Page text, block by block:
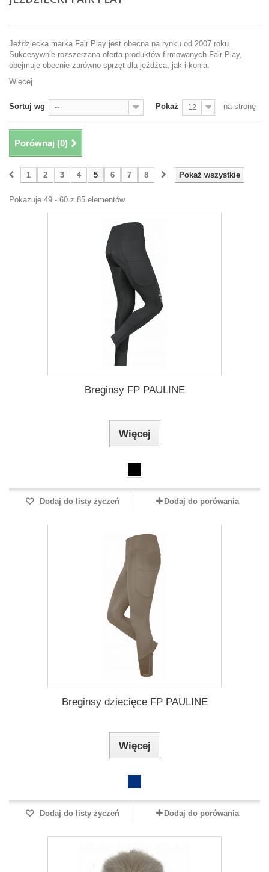
Jeździecka marka Fair Play jest obecna na rynku od 2007 roku.
Sukcesywnie rozszerzana oferta produktów firmowanych Fair Play,
obejmuje obecnie zarówno sprzęt dla jeźdźca, jak i konia.
Więcej
Sortuj wg -- Pokaż 12 na stronę
Porównaj (0)
Pokaż wszystkie
1 2 3 4 5 6 7 8
Pokazuje 49 - 60 z 85 elementów
Breginsy FP PAULINE
Więcej
Dodaj do listy życzeń Dodaj do porówania
Breginsy dziecięce FP PAULINE
Więcej
Dodaj do listy życzeń Dodaj do porówania